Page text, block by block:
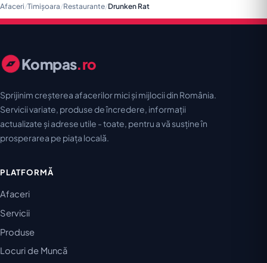
Afaceri/Timișoara/Restaurante/Drunken Rat
Kompas.ro
Sprijinim creșterea afacerilor mici și mijlocii din România.
Servicii variate, produse de încredere, informații
actualizate și adrese utile - toate, pentru a vă susține în
prosperarea pe piața locală.
PLATFORMĂ
Afaceri
Servicii
Produse
Locuri de Muncă